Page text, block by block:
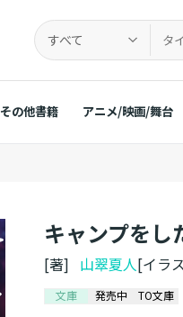
すべて
その他書籍 アニメ/映画/舞台
キャンプをし
[著] 山翠夏人[イラ
文庫 発売中 TO文庫